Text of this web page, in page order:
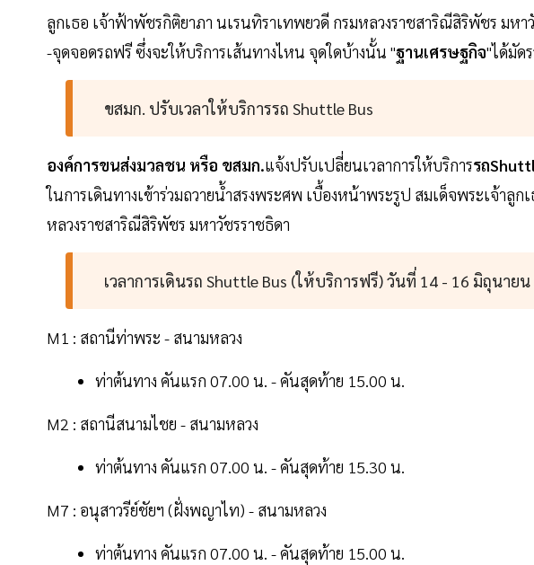
ลูกเธอ เจ้าฟ้าพัชรกิติยาภา นเรนทิราเทพยวดี กรมหลวงราชสาริณีสิริพัชร มหา
-จุดจอดรถฟรี ซึ่งจะให้บริการเส้นทางไหน จุดใดบ้างนั้น "ฐานเศรษฐกิจ"ได้มัด
ขสมก. ปรับเวลาให้บริการรถ Shuttle Bus
องค์การขนส่งมวลชน หรือ ขสมก.แจ้งปรับเปลี่ยนเวลาการให้บริการรถ
ในการเดินทางเข้าร่วมถวายน้ำสรงพระศพ เบื้องหน้าพระรูป สมเด็จพระเจ้าลู
หลวงราชสาริณีสิริพัชร มหาวัชรราชธิดา
เวลาการเดินรถ Shuttle Bus (ให้บริการฟรี) วันที่ 14 - 16 มิถุนายน
M1 : สถานีท่าพระ - สนามหลวง
ท่าต้นทาง คันแรก 07.00 น. - คันสุดท้าย 15.00 น.
M2 : สถานีสนามไชย - สนามหลวง
ท่าต้นทาง คันแรก 07.00 น. - คันสุดท้าย 15.30 น.
M7 : อนุสาวรีย์ชัยฯ (ฝั่งพญาไท) - สนามหลวง
ท่าต้นทาง คันแรก 07.00 น. - คันสุดท้าย 15.00 น.